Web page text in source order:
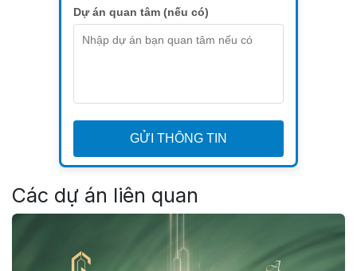
Dự án quan tâm (nếu có)
GỬI THÔNG TIN
Các dự án liên quan